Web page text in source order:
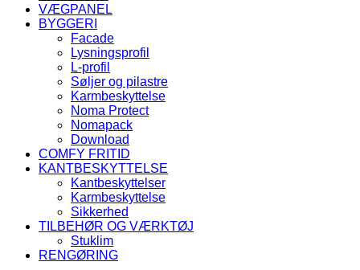
VÆGPANEL
BYGGERI
Facade
Lysningsprofil
L-profil
Søljer og pilastre
Karmbeskyttelse
Noma Protect
Nomapack
Download
COMFY FRITID
KANTBESKYTTELSE
Kantbeskyttelser
Karmbeskyttelse
Sikkerhed
TILBEHØR OG VÆRKTØJ
Stuklim
RENGØRING